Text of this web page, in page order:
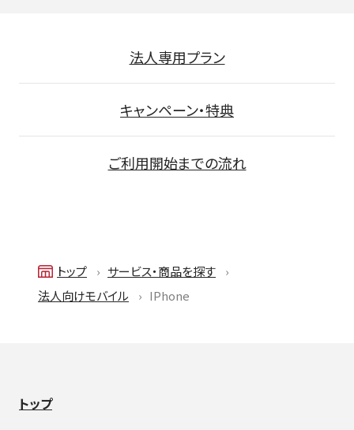
法人専用プラン
キャンペーン・特典
ご利用開始までの流れ
トップ
サービス・商品を探す
法人向けモバイル
IPhone
トップ